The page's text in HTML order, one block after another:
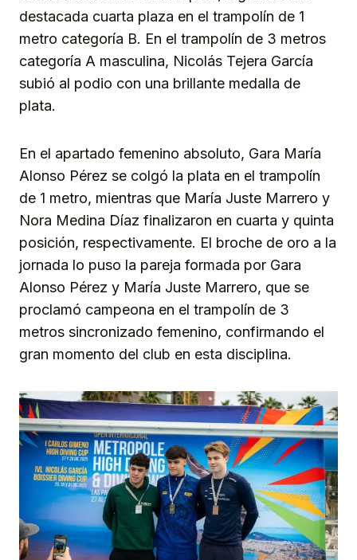
destacada cuarta plaza en el trampolín de 1
metro categoría B. En el trampolín de 3 metros
categoría A masculina, Nicolás Tejera García
subió al podio con una brillante medalla de
plata.
En el apartado femenino absoluto, Gara María
Alonso Pérez se colgó la plata en el trampolín
de 1 metro, mientras que María Juste Marrero y
Nora Medina Díaz finalizaron en cuarta y quinta
posición, respectivamente. El broche de oro a la
jornada lo puso la pareja formada por Gara
Alonso Pérez y María Juste Marrero, que se
proclamó campeona en el trampolín de 3
metros sincronizado femenino, confirmando el
gran momento del club en esta disciplina.